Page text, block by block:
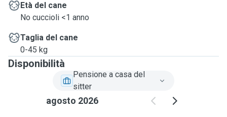
Età del cane
No cuccioli <1 anno
Taglia del cane
0-45 kg
Disponibilità
Pensione a casa del
sitter
agosto 2026